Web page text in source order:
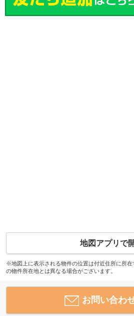
地図アプリで
※地図上に表示される物件の位置は付近住所に所
の物件所在地とは異なる場合がございます。
お問い合わ